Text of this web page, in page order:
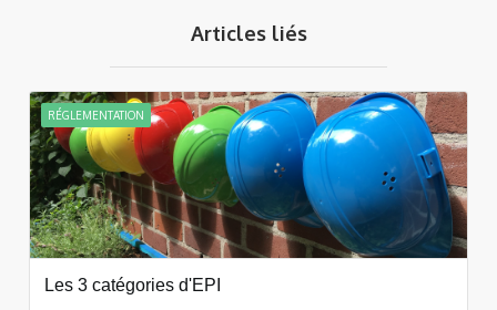
Articles liés
RÉGLEMENTATION
Les 3 catégories d'EPI